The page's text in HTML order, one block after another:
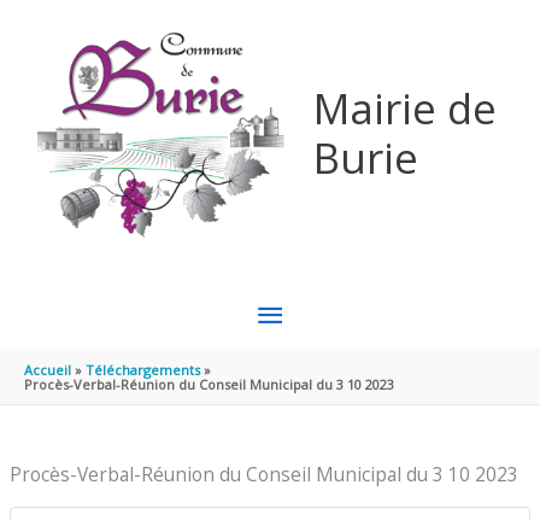
Mairie de
Burie
MENU
PRINCIPAL
Accueil
Téléchargements
Procès-Verbal-Réunion du Conseil Municipal du 3 10 2023
Procès-Verbal-Réunion du Conseil Municipal du 3 10 2023